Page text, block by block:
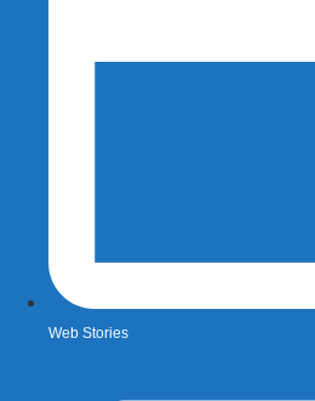
Web Stories